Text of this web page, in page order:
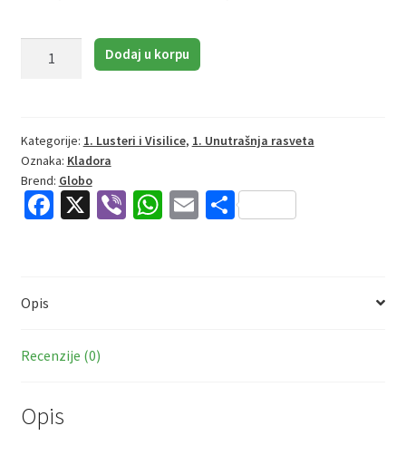
|
Visilica
|
nikl-
količina
Dodaj u korpu
Kategorije: 1. Lusteri i Visilice, 1. Unutrašnja rasveta
Oznaka: Kladora
Brend: Globo
Fa
k
X Vi W E S
Opis
Recenzije (0)
Opis